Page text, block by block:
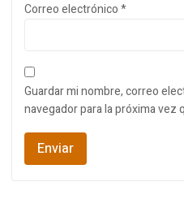
Correo electrónico*
Guardar mi nombre, correo
navegador para la próxima vez